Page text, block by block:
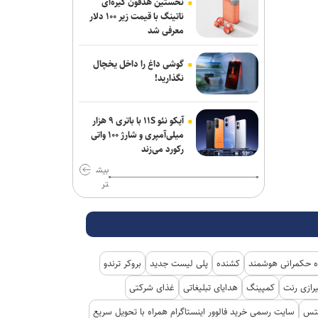
خبرنگاران با صداقت و امانتداری نقش
بی‌بدیلی در انسجام ملی و تقویت روحیه
مقاومت ایفا کرده‌اند
واکاوی چالش‌های زنجیره ارزش در صنعت
نساجی و ارائه راهکارهای دانشگاهی/۱۰۰
هکتار زمین و ۱۰ شهرستان؛ طرح جامع
خورشیدی دانشگاه آزاد یزد کلید خورد
ناتینگ با قیمت زیر ۱۰۰ دلار
معرفی شد
گوشی داغ را داخل یخچال
نگذارید!
آیکو نئو ۱۱S با باتری ۹ هزار
میلی‌آمپری و شارژ ۱۰۰ واتی
رکورد می‌زند
بیش
تر
حکمرانی هوشمند کشنده پلی لیست جدید
بروکر ترندو
رنت کمپینگ هدایای تبلیغاتی
غذای شرکتی
سایت رسمی خرید فالوور اینستاگرام همراه با تحویل سریع